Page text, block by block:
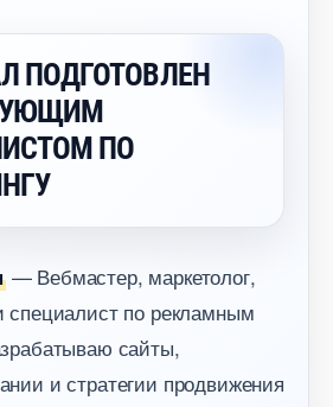
ПОДГОТОВЛЕН
ПО
— Вебмастер, маркетолог,
специалист по рекламным
сайты,
и стратегии продвижения